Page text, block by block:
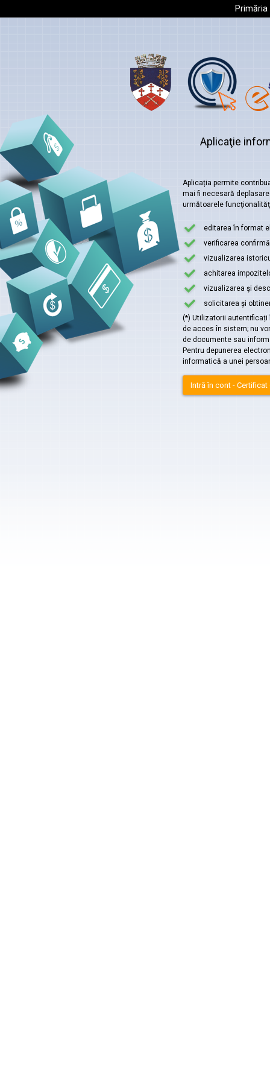
Aplicaţie
Aplicația permite
mai fi necesară
următoarele
editarea în format
verificarea
vizualizarea
achitarea
vizualizarea şi
solicitarea și
(*) Utilizatorii
de acces în sistem; nu
de documente sau
Pentru depunerea
informatică a unei